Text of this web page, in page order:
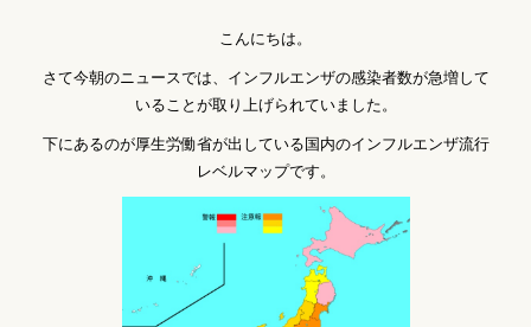
こんにちは。
さて今朝のニュースでは、インフルエンザの感染者数が急増して
いることが取り上げられていました。
下にあるのが厚生労働省が出している国内のインフルエンザ流行
レベルマップです。